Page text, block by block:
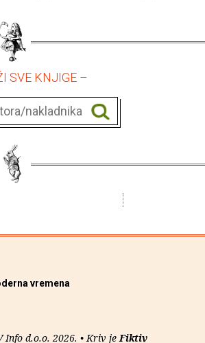
SVE KNJIGE –
vremena
d.o.o. 2026. • Kriv jeFiktiv